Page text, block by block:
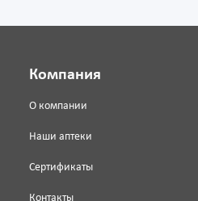
Компания
О компании
Наши аптеки
Сертификаты
Контакты